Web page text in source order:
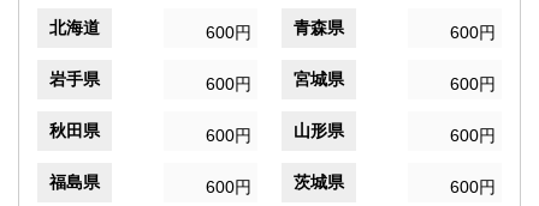
北海道 600円 青森県 600円
岩手県 600円 宮城県 600円
秋田県 600円 山形県 600円
福島県 600円 茨城県 600円